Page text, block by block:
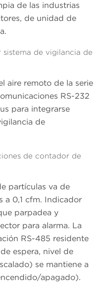
de las industrias
de unidad de
de vigilancia de
aire remoto de la serie
RS-232
para integrarse
de
de contador de
partículas va de
a 0,1 cfm. Indicador
parpadea y
para alarma. La
RS-485 residente
espera, nivel de
se mantiene a
apagado).